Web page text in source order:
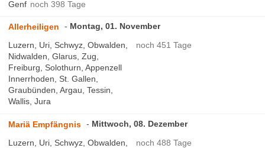
Genf noch 398 Tage
Allerheiligen
Montag, 01. November
Luzern, Uri, Schwyz, Obwalden,
Nidwalden, Glarus, Zug,
Freiburg, Solothurn, Appenzell
Innerrhoden, St. Gallen,
Graubünden, Argau, Tessin,
Wallis, Jura
noch 451 Tage
Mariä Empfängnis
Mittwoch, 08. Dezember
Luzern, Uri, Schwyz, Obwalden,
noch 488 Tage